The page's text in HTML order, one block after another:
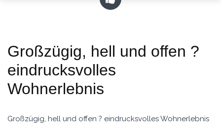
Großzügig, hell und offen ?
eindrucksvolles
Wohnerlebnis
Großzügig, hell und offen ? eindrucksvolles Wohnerlebnis